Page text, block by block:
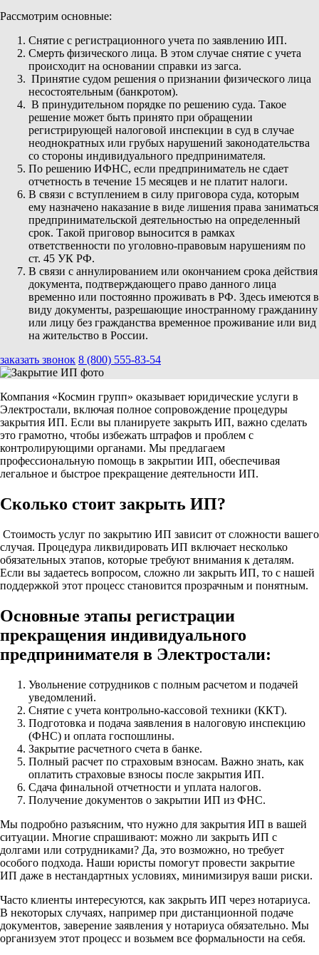
Рассмотрим основные:
Снятие с регистрационного учета по заявлению ИП.
Смерть физического лица. В этом случае снятие с учета
происходит на основании справки из загса.
Принятие судом решения о признании физического лица
несостоятельным (банкротом).
В принудительном порядке по решению суда. Такое
решение может быть принято при обращении
регистрирующей налоговой инспекции в суд в случае
неоднократных или грубых нарушений законодательства
со стороны индивидуального предпринимателя.
По решению ИФНС, если предприниматель не сдает
отчетность в течение 15 месяцев и не платит налоги.
В связи с вступлением в силу приговора суда, которым
ему назначено наказание в виде лишения права заниматься
предпринимательской деятельностью на определенный
срок. Такой приговор выносится в рамках
ответственности по уголовно-правовым нарушениям по
ст. 45 УК РФ.
В связи с аннулированием или окончанием срока действия
документа, подтверждающего право данного лица
временно или постоянно проживать в РФ. Здесь имеются в
виду документы, разрешающие иностранному гражданину
или лицу без гражданства временное проживание или вид
на жительство в России.
заказать звонок 8 (800) 555-83-54
Компания «Космин групп» оказывает юридические услуги в
Электростали, включая полное сопровождение процедуры
закрытия ИП. Если вы планируете закрыть ИП, важно сделать
это грамотно, чтобы избежать штрафов и проблем с
контролирующими органами. Мы предлагаем
профессиональную помощь в закрытии ИП, обеспечивая
легальное и быстрое прекращение деятельности ИП.
Сколько стоит закрыть ИП?
Стоимость услуг по закрытию ИП зависит от сложности вашего
случая. Процедура ликвидировать ИП включает несколько
обязательных этапов, которые требуют внимания к деталям.
Если вы задаетесь вопросом, сложно ли закрыть ИП, то с нашей
поддержкой этот процесс становится прозрачным и понятным.
Основные этапы регистрации
прекращения индивидуального
предпринимателя в Электростали:
Увольнение сотрудников с полным расчетом и подачей
уведомлений.
Снятие с учета контрольно-кассовой техники (ККТ).
Подготовка и подача заявления в налоговую инспекцию
(ФНС) и оплата госпошлины.
Закрытие расчетного счета в банке.
Полный расчет по страховым взносам. Важно знать, как
оплатить страховые взносы после закрытия ИП.
Сдача финальной отчетности и уплата налогов.
Получение документов о закрытии ИП из ФНС.
Мы подробно разъясним, что нужно для закрытия ИП в вашей
ситуации. Многие спрашивают: можно ли закрыть ИП с
долгами или сотрудниками? Да, это возможно, но требует
особого подхода. Наши юристы помогут провести закрытие
ИП даже в нестандартных условиях, минимизируя ваши риски.
Часто клиенты интересуются, как закрыть ИП через нотариуса.
В некоторых случаях, например при дистанционной подаче
документов, заверение заявления у нотариуса обязательно. Мы
организуем этот процесс и возьмем все формальности на себя.